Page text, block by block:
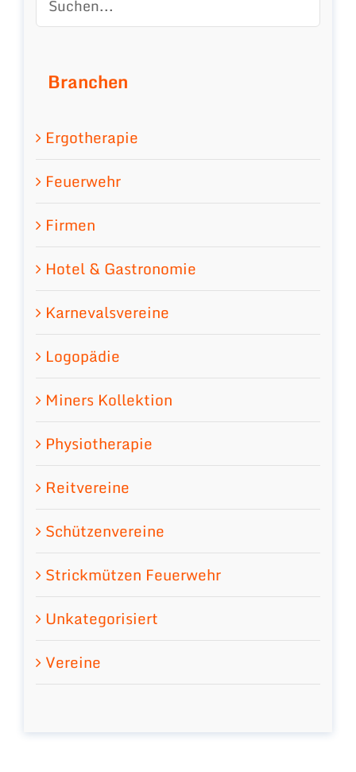
Branchen
Ergotherapie
Feuerwehr
Firmen
Hotel & Gastronomie
Karnevalsvereine
Logopädie
Miners Kollektion
Physiotherapie
Reitvereine
Schützenvereine
Strickmützen Feuerwehr
Unkategorisiert
Vereine